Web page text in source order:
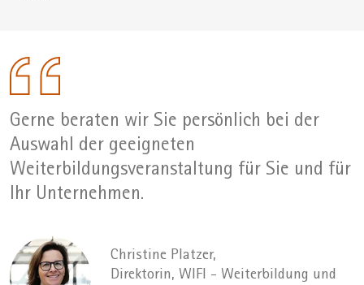
Gerne beraten wir Sie persönlich bei der
Auswahl der geeigneten
Weiterbildungsveranstaltung für Sie und für
Ihr Unternehmen.
Bild
Christine Platzer,
Direktorin, WIFI - Weiterbildung und